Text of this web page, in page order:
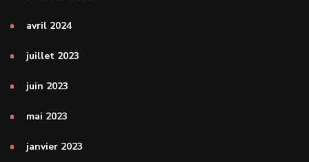
avril 2024
juillet 2023
juin 2023
mai 2023
janvier 2023